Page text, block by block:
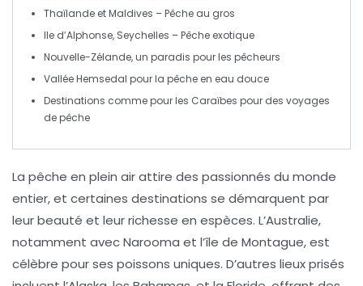
Thaïlande etMaldives – Pêche au gros
Ile d’Alphonse, Seychelles – Pêche exotique
Nouvelle-Zélande, un paradis pour les pêcheurs
Vallée Hemsedal pour la pêche en eau douce
Destinations comme pourles Caraïbes pour des voyages
de pêche
La pêche en plein air attire des passionnés du monde
entier, et certaines destinations se démarquent par
leur beauté et leur richesse en espèces. L’Australie,
notamment avecNarooma et l’île de Montague, est
célèbre pour ses poissons uniques. D’autres lieux prisés